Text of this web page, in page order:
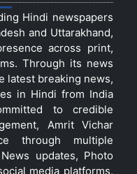
Hindi newspapers
and Uttarakhand,
across print,
Through its news
latest breaking news,
in Hindi from India
to credible
Amrit Vichar
through multiple
updates, Photo
media platforms,